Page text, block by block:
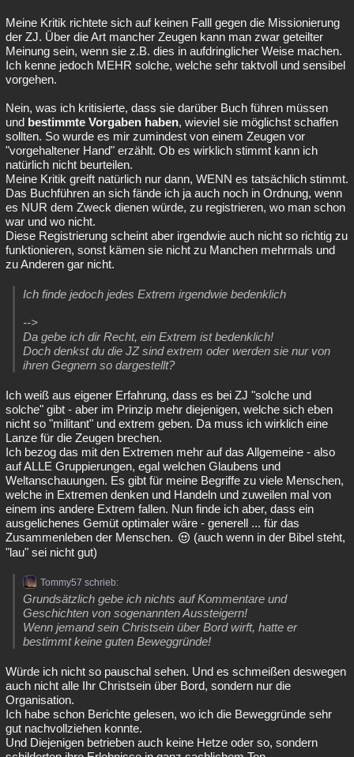
Meine Kritik richtete sich auf keinen Falll gegen die Missionierung
der ZJ. Über die Art mancher Zeugen kann man zwar geteilter
Meinung sein, wenn sie z.B. dies in aufdringlicher Weise machen.
Ich kenne jedoch MEHR solche, welche sehr taktvoll und sensibel
vorgehen.
Nein, was ich kritisierte, dass sie darüber Buch führen müssen
und bestimmte Vorgaben haben, wieviel sie möglichst schaffen
sollten. So wurde es mir zumindest von einem Zeugen vor
"vorgehaltener Hand" erzählt. Ob es wirklich stimmt kann ich
natürlich nicht beurteilen.
Meine Kritik greift natürlich nur dann, WENN es tatsächlich stimmt.
Das Buchführen an sich fände ich ja auch noch in Ordnung, wenn
es NUR dem Zweck dienen würde, zu registrieren, wo man schon
war und wo nicht.
Diese Registrierung scheint aber irgendwie auch nicht so richtig zu
funktionieren, sonst kämen sie nicht zu Manchen mehrmals und
zu Anderen gar nicht.
Ich finde jedoch jedes Extrem irgendwie bedenklich
-->
Da gebe ich dir Recht, ein Extrem ist bedenklich!
Doch denkst du die JZ sind extrem oder werden sie nur von
ihren Gegnern so dargestellt?
Ich weiß aus eigener Erfahrung, dass es bei ZJ "solche und
solche" gibt - aber im Prinzip mehr diejenigen, welche sich eben
nicht so "militant" und extrem geben. Da muss ich wirklich eine
Lanze für die Zeugen brechen.
Ich bezog das mit den Extremen mehr auf das Allgemeine - also
auf ALLE Gruppierungen, egal welchen Glaubens und
Weltanschauungen. Es gibt für meine Begriffe zu viele Menschen,
welche in Extremen denken und Handeln und zuweilen mal von
einem ins andere Extrem fallen. Nun finde ich aber, dass ein
ausgelichenes Gemüt optimaler wäre - generell ... für das
Zusammenleben der Menschen.
(auch wenn in der Bibel steht,
"lau" sei nicht gut)
Tommy57 schrieb:
Grundsätzlich gebe ich nichts auf Kommentare und
Geschichten von sogenannten Aussteigern!
Wenn jemand sein Christsein über Bord wirft, hatte er
bestimmt keine guten Beweggründe!
Würde ich nicht so pauschal sehen. Und es schmeißen deswegen
auch nicht alle Ihr Christsein über Bord, sondern nur die
Organisation.
Ich habe schon Berichte gelesen, wo ich die Beweggründe sehr
gut nachvollziehen konnte.
Und Diejenigen betrieben auch keine Hetze oder so, sondern